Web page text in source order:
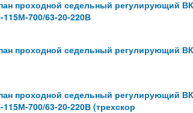
проходной седельный регулирующий
700/63-20-220В
проходной седельный регулирующий
проходной седельный регулирующий
700/63-20-220В (трехскор